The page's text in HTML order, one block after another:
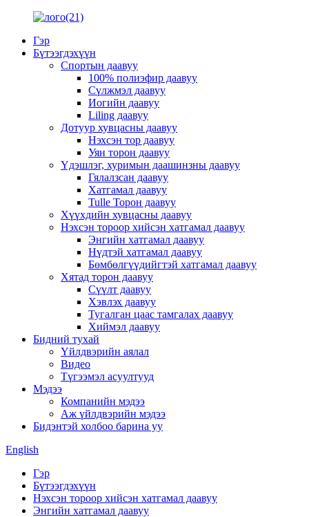
Гэр
Бүтээгдэхүүн
Спортын даавуу
100% полиэфир даавуу
Сүлжмэл даавуу
Иогийн даавуу
Liling даавуу
Дотуур хувцасны даавуу
Нэхсэн тор даавуу
Уян торон даавуу
Үдэшлэг, хуримын даашинзны даавуу
Гялалзсан даавуу
Хатгамал даавуу
Tulle Торон даавуу
Хүүхдийн хувцасны даавуу
Нэхсэн тороор хийсэн хатгамал даавуу
Энгийн хатгамал даавуу
Нүдтэй хатгамал даавуу
Бөмбөлгүүдийгтэй хатгамал даавуу
Хятад торон даавуу
Сүүлт даавуу
Хэвлэх даавуу
Тугалган цаас тамгалах даавуу
Хиймэл даавуу
Бидний тухай
Үйлдвэрийн аялал
Видео
Түгээмэл асуултууд
Мэдээ
Компанийн мэдээ
Аж үйлдвэрийн мэдээ
Бидэнтэй холбоо барина уу
English
Гэр
Бүтээгдэхүүн
Нэхсэн тороор хийсэн хатгамал даавуу
Энгийн хатгамал даавуу